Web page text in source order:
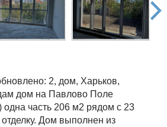
next
2, дом, Харьков,
дом на Павлово Поле
часть 206 м2 рядом с 23
Дом выполнен из